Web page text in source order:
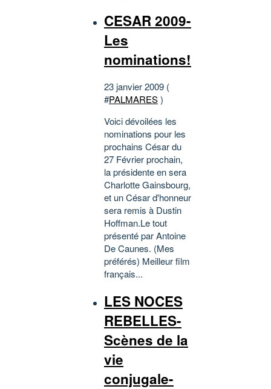
CESAR 2009-
Les
nominations!
23 janvier 2009 (
#PALMARES)
Voici dévoilées les
nominations pour les
prochains César du
27 Février prochain,
la présidente en sera
Charlotte Gainsbourg,
et un César d'honneur
sera remis à Dustin
Hoffman.Le tout
présenté par Antoine
De Caunes. (Mes
préférés) Meilleur film
français...
LES NOCES
REBELLES-
Scènes de la
vie
conjugale-